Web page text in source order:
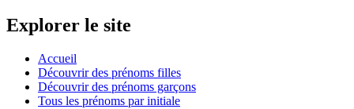
Explorer le site
Accueil
Découvrir des prénoms filles
Découvrir des prénoms garçons
Tous les prénoms par initiale